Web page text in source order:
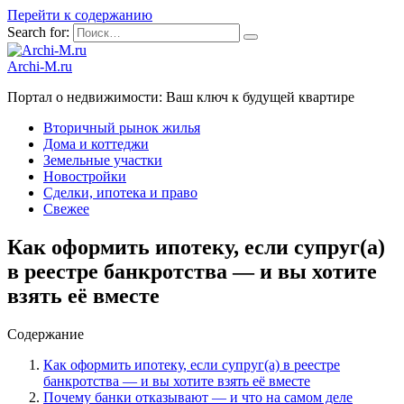
Перейти к содержанию
Search for:
Archi-M.ru
Портал о недвижимости: Ваш ключ к будущей квартире
Вторичный рынок жилья
Дома и коттеджи
Земельные участки
Новостройки
Сделки, ипотека и право
Свежее
Как оформить ипотеку, если супруг(а)
в реестре банкротства — и вы хотите
взять её вместе
Содержание
Как оформить ипотеку, если супруг(а) в реестре
банкротства — и вы хотите взять её вместе
Почему банки отказывают — и что на самом деле